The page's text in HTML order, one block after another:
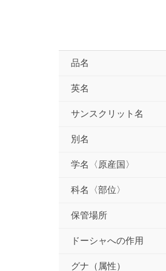
品名
英名
サンスクリット名
別名
学名〈原産国〉
科名〈部位〉
保管場所
ドーシャへの作用
グナ（属性）